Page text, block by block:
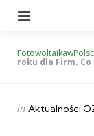
roku dla Firm.
Categories
Posted
in Aktualności